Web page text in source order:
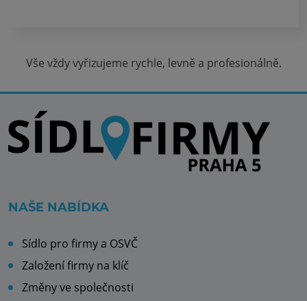
Vše vždy vyřizujeme rychle, levně a profesionálně.
NAŠE NABÍDKA
Sídlo pro firmy a OSVČ
Založení firmy na klíč
Změny ve společnosti